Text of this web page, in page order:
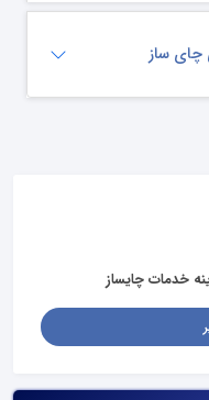
خدمات چایساز
چای ساز